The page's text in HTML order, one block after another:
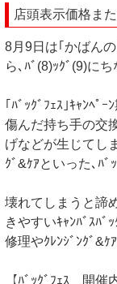
店頭表示価格ま
8月9日は｢かばん
ら､ﾊﾞ(8)ｯｸﾞ(9)に
｢ﾊﾞｯｸﾞﾌｪｽ｣ｷｬﾝﾍﾟ
傷んだ持ち手の交
げなどが生じてし
ｸﾞ&ｹｱといった､ﾊﾞ
壊れてしまうと諦
きやすいｷｬﾝﾊﾞｽﾊﾞ
修理やｸﾚﾝｼﾞﾝｸﾞ&ｹ
【ﾊﾞｯｸﾞﾌｪｽ 開催